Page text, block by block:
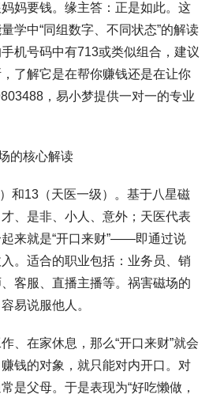
妈要钱。缘主答：正是如此。这
学中“同组数字、不同状态”的解读
机号码中有713或类似组合，建议
了解它是在帮你赚钱还是在让你
，易小梦提供一对一的专业
的核心解读
和13（天医一级）。基于八星磁
、是非、小人、意外；天医代表
来就是“开口来财”——即通过说
。适合的职业包括：业务员、销
客服、直播主播等。祸害磁场的
易说服他人。
、在家休息，那么“开口来财”就会
钱的对象，就只能对内开口。对
是父母。于是表现为“好吃懒做，